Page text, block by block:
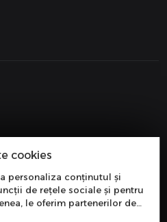
cookies
personaliza conținutul și
de rețele sociale și pentru
le oferim partenerilor de
și de analize informații cu